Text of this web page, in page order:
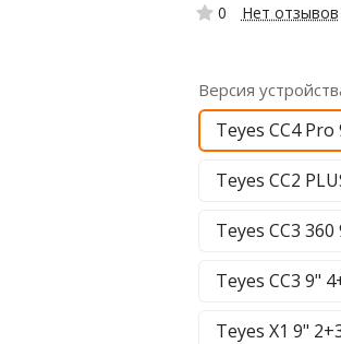
0 Нет отзывов
Версия
Teyes CC4 Pro
Teyes CC2
Teyes CC3 360
Teyes CC3 9"
Teyes X1 9"